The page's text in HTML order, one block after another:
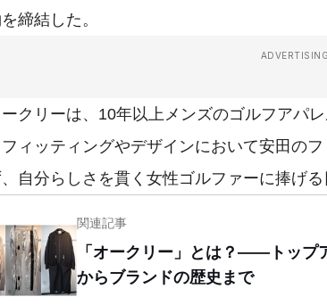
締結した。
ADVERTISING
クリーは、10年以上メンズのゴルフアパ
ィッティングやデザインにおいて安田の
自分らしさを貫く女性ゴルファーに捧げ
関連記事
「オークリー」とは？——トップ
からブランドの歴史まで